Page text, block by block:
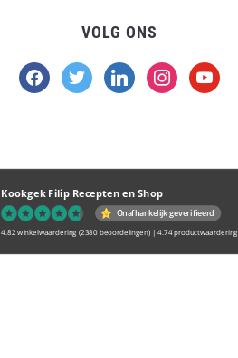
VOLG ONS
facebook
twitter linkedininstagramyoutube
Kookgek Filip Recepten en Shop
Onafhankelijk geverifieerd
4.82 winkelwaardering (2380 beoordelingen) |4.74 productwaardering